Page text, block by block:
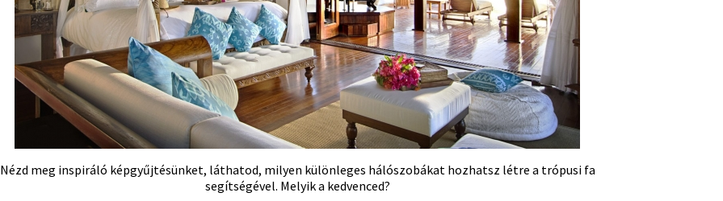
Nézd meg inspiráló képgyűjtésünket, láthatod, milyen különleges hálószobákat hozhatsz létre a trópusi fa
segítségével. Melyik a kedvenced?